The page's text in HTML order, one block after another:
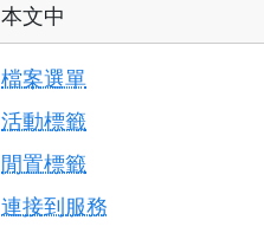
本文中
檔案選單
活動標籤
閒置標籤
連接到服務